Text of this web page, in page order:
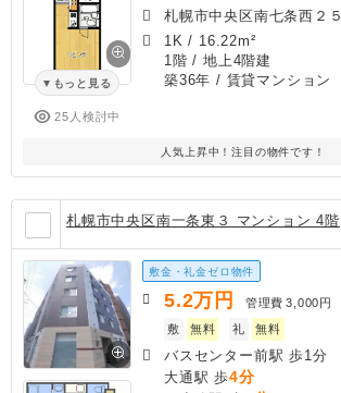
もっと見る
25人検討中
札幌市中央区南七条西２５
1K / 16.22m²
1階 / 地上4階建
築36年 / 賃貸マンション
人気上昇中！注目の物件です！
札幌市中央区南一条東３ マンション 4階
敷金・礼金ゼロ物件
5.2万円 管理費 3,000円
敷
無料 礼 無料
バスセンター前駅 歩1分
大通駅 歩4分